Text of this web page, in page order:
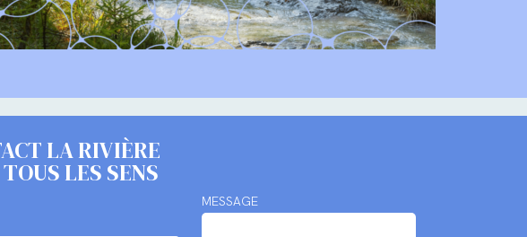
LA RIVIÈRE
LES SENS
MESSAGE